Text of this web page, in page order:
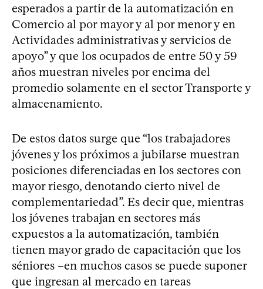
esperados a partir de la automatización en
Comercio al por mayor y al por menor y en
Actividades administrativas y servicios de
apoyo” y que los ocupados de entre 50 y 59
años muestran niveles por encima del
promedio solamente en el sector Transporte y
almacenamiento.
De estos datos surge que “los trabajadores
jóvenes y los próximos a jubilarse muestran
posiciones diferenciadas en los sectores con
mayor riesgo, denotando cierto nivel de
complementariedad”. Es decir que, mientras
los jóvenes trabajan en sectores más
expuestos a la automatización, también
tienen mayor grado de capacitación que los
séniores –en muchos casos se puede suponer
que ingresan al mercado en tareas